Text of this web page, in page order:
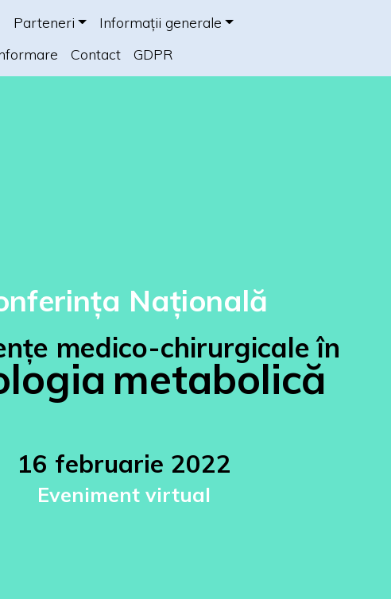
Parteneri
Informații generale
Contact GDPR
Națională
medico-chirurgicaleîn
metabolică
16 februarie 2022
Eveniment virtual